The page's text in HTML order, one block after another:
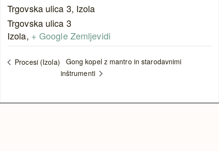
Trgovska ulica 3, Izola
Trgovska ulica 3
Izola, + Google Zemljevidi
Procesi (Izola)
Gong kopel z mantro in starodavnimi
inštrumenti